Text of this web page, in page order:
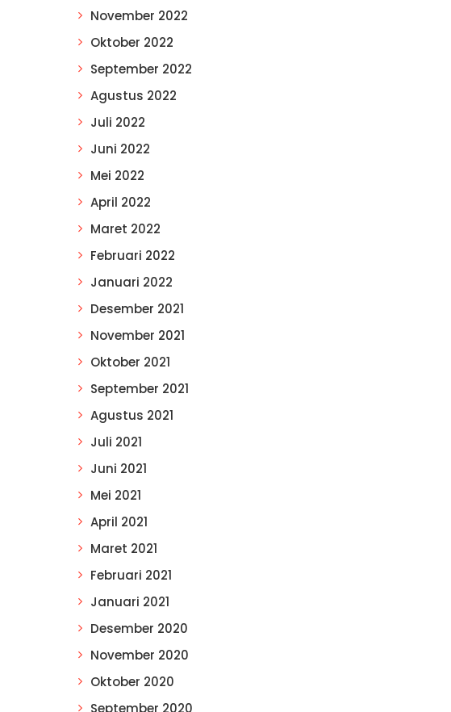
November 2022
Oktober 2022
September 2022
Agustus 2022
Juli 2022
Juni 2022
Mei 2022
April 2022
Maret 2022
Februari 2022
Januari 2022
Desember 2021
November 2021
Oktober 2021
September 2021
Agustus 2021
Juli 2021
Juni 2021
Mei 2021
April 2021
Maret 2021
Februari 2021
Januari 2021
Desember 2020
November 2020
Oktober 2020